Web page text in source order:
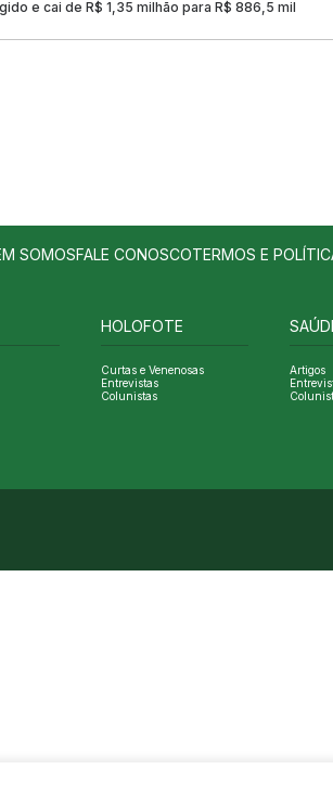
e cai de R$ 1,35 milhão para R$ 886,5 mil
SOMOSFALE CONOSCOTERMOS E
HOLOFOTE
Curtas e Venenosas
Entrevistas
Colunistas
Artigos